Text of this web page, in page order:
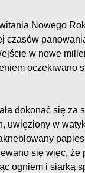
Nowego
czasów
w nowe
oczekiwano
dokonać się
uwięziony w
się więc,
ogniem i siarką